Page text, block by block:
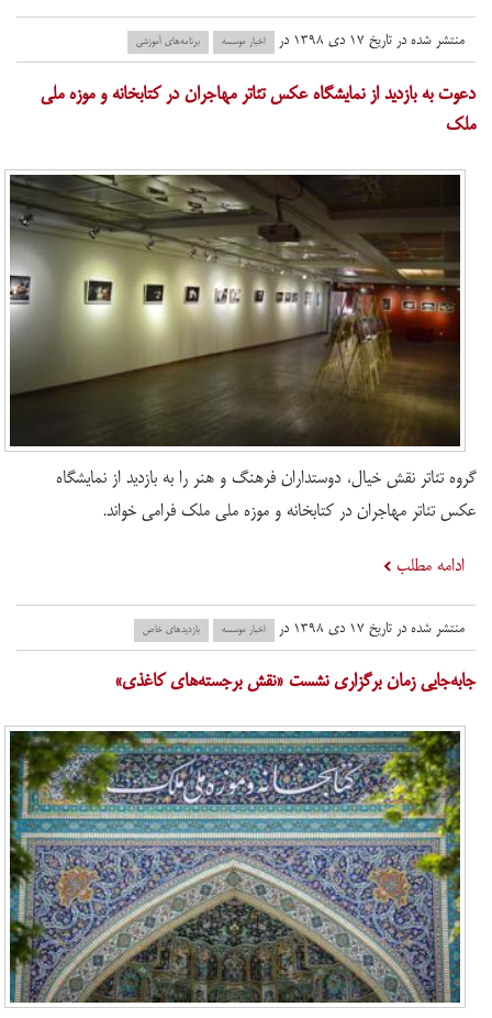
منتشر شده در تاریخ ۱۷ دی ۱۳۹۸ در اخبار موسسه برنامه‌های آموزشی
​دعوت به بازدید از نمایشگاه عکس تئاتر مهاجران در کتابخانه و موزه ملی
ملک
گروه تئاتر نقش خیال، دوستداران فرهنگ و هنر را به بازدید از نمایشگاه
عکس تئاتر مهاجران در کتابخانه و موزه ملی ملک فرامی خواند.
ادامه مطلب
منتشر شده در تاریخ ۱۷ دی ۱۳۹۸ در اخبار موسسه بازدید‌های خاص
جابه‌جایی زمان برگزاری نشست «نقش برجسته‌های کاغذی»